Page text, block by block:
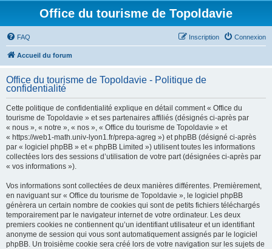
Office du tourisme de Topoldavie
FAQ Connexion
Inscription
Accueil du forum
Office du tourisme de Topoldavie - Politique de
confidentialité
Cette politique de confidentialité explique en détail comment « Office du
tourisme de Topoldavie » et ses partenaires affiliés (désignés ci-après par
« nous », « notre », « nos », « Office du tourisme de Topoldavie » et
« https://web1-math.univ-lyon1.fr/prepa-agreg ») et phpBB (désigné ci-après
par « logiciel phpBB » et « phpBB Limited ») utilisent toutes les informations
collectées lors des sessions d’utilisation de votre part (désignées ci-après par
« vos informations »).
Vos informations sont collectées de deux manières différentes. Premièrement,
en naviguant sur « Office du tourisme de Topoldavie », le logiciel phpBB
génèrera un certain nombre de cookies qui sont de petits fichiers téléchargés
temporairement par le navigateur internet de votre ordinateur. Les deux
premiers cookies ne contiennent qu’un identifiant utilisateur et un identifiant
anonyme de session qui vous sont automatiquement assignés par le logiciel
phpBB. Un troisième cookie sera créé lors de votre navigation sur les sujets de